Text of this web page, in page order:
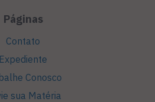
Páginas
Contato
Expediente
Conosco
sua Matéria